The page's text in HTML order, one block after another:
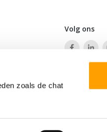
zoals de chat
Volg ons